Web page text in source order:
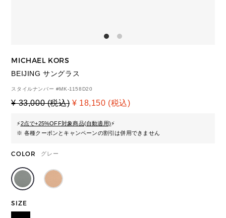
MICHAEL KORS
BEIJING サングラス
スタイルナンバー #MK-1158D20
¥ 33,000 (税込) ¥ 18,150 (税込)
⚡2点で+25%OFF対象商品(自動適用)⚡
※ 各種クーポンとキャンペーンの割引は併用できません
COLOR グレー
SIZE